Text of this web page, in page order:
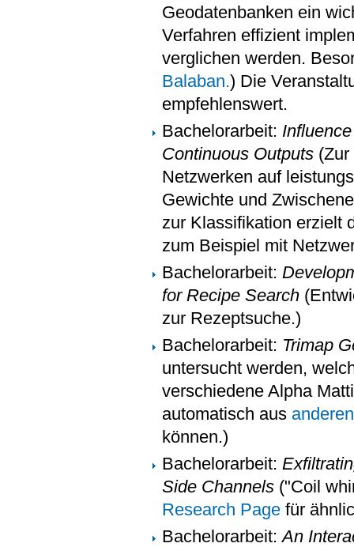
Geodatenbanken ein
Verfahren effizient
verglichen werden.
Balaban.) Die
empfehlenswert.
Bachelorarbeit:
Continuous Outputs
Netzwerken auf
Gewichte und
zur Klassifikation erzielt
zum Beispiel mit
Bachelorarbeit:
for Recipe Search
zur Rezeptsuche.)
Bachelorarbeit: Trimap
untersucht werden,
verschiedene Alpha
automatisch aus
können.)
Bachelorarbeit:
Side Channels ("Coil
Research Page für
Bachelorarbeit:An